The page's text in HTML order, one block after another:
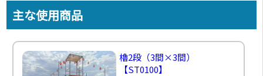
主な使用商品
櫓2段（3間×3間）
【ST0100】